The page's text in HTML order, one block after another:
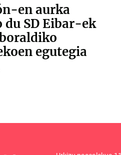
en aurka
SD Eibar-ek
egutegia